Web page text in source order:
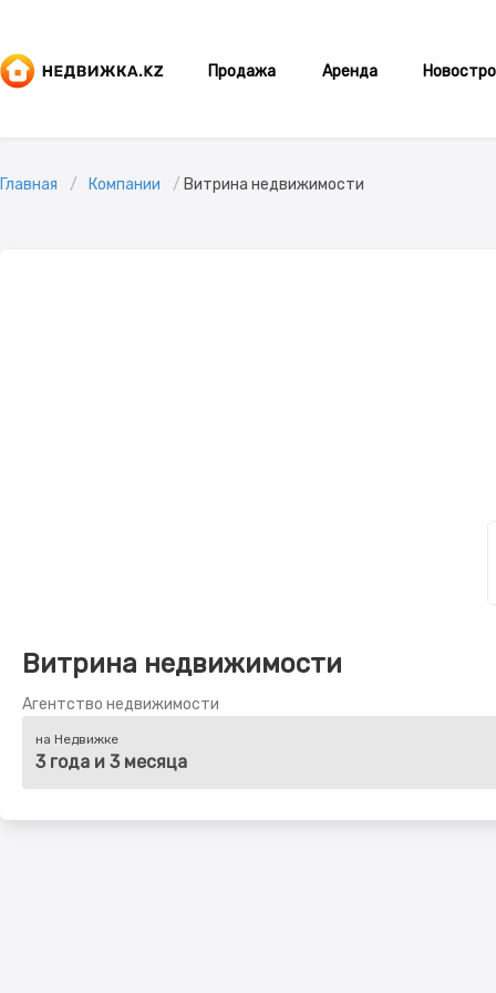
Продажа Аренда
Главная Компании Витрина недвижимости
Витрина недвижимости
Агентство недвижимости
на Недвижке
3 года и 3 месяца